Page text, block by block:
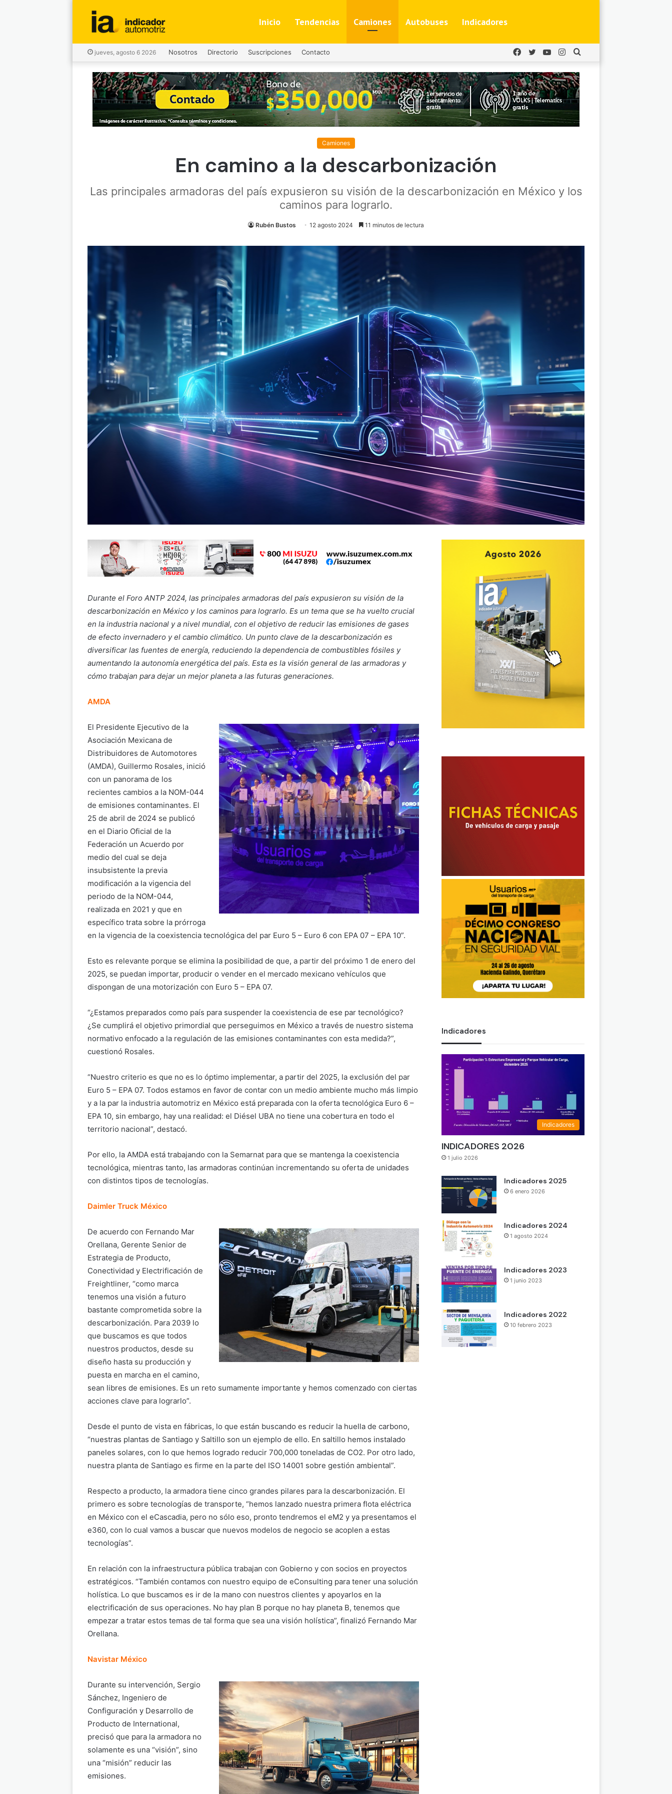
Inicio Tendencias Camiones Autobuses Indicadores
jueves, agosto 6 2026 Nosotros Directorio Suscripciones Contacto
Buscar
Instagram
YouTube
Twitter
Facebook
Camiones
En camino a la descarbonización
Las principales armadoras del país expusieron su visión de la descarbonización en México y los
caminos para lograrlo.
Rubén Bustos 12 agosto 2024 11 minutos de lectura
Durante el Foro ANTP 2024, las principales armadoras del país expusieron su visión de la
descarbonización en México y los caminos para lograrlo. Es un tema que se ha vuelto crucial
en la industria nacional y a nivel mundial, con el objetivo de reducir las emisiones de gases
de efecto invernadero y el cambio climático. Un punto clave de la descarbonización es
diversificar las fuentes de energía, reduciendo la dependencia de combustibles fósiles y
aumentando la autonomía energética del país. Esta es la visión general de las armadoras y
cómo trabajan para dejar un mejor planeta a las futuras generaciones.
AMDA
El Presidente Ejecutivo de la
Asociación Mexicana de
Distribuidores de Automotores
(AMDA), Guillermo Rosales, inició
con un panorama de los
recientes cambios a la NOM-044
de emisiones contaminantes. El
25 de abril de 2024 se publicó
en el Diario Oficial de la
Federación un Acuerdo por
medio del cual se deja
insubsistente la previa
modificación a la vigencia del
periodo de la NOM-044,
realizada en 2021 y que en
específico trata sobre la prórroga
en la vigencia de la coexistencia tecnológica del par Euro 5 – Euro 6 con EPA 07 – EPA 10”.
Esto es relevante porque se elimina la posibilidad de que, a partir del próximo 1 de enero del
2025, se puedan importar, producir o vender en el mercado mexicano vehículos que
dispongan de una motorización con Euro 5 – EPA 07.
“¿Estamos preparados como país para suspender la coexistencia de ese par tecnológico?
¿Se cumplirá el objetivo primordial que perseguimos en México a través de nuestro sistema
normativo enfocado a la regulación de las emisiones contaminantes con esta medida?”,
cuestionó Rosales.
“Nuestro criterio es que no es lo óptimo implementar, a partir del 2025, la exclusión del par
Euro 5 – EPA 07. Todos estamos en favor de contar con un medio ambiente mucho más limpio
y a la par la industria automotriz en México está preparada con la oferta tecnológica Euro 6 –
EPA 10, sin embargo, hay una realidad: el Diésel UBA no tiene una cobertura en todo el
territorio nacional”, destacó.
Por ello, la AMDA está trabajando con la Semarnat para que se mantenga la coexistencia
tecnológica, mientras tanto, las armadoras continúan incrementando su oferta de unidades
con distintos tipos de tecnologías.
Daimler Truck México
De acuerdo con Fernando Mar
Orellana, Gerente Senior de
Estrategia de Producto,
Conectividad y Electrificación de
Freightliner, “como marca
tenemos una visión a futuro
bastante comprometida sobre la
descarbonización. Para 2039 lo
que buscamos es que todos
nuestros productos, desde su
diseño hasta su producción y
puesta en marcha en el camino,
sean libres de emisiones. Es un reto sumamente importante y hemos comenzado con ciertas
acciones clave para lograrlo”.
Desde el punto de vista en fábricas, lo que están buscando es reducir la huella de carbono,
“nuestras plantas de Santiago y Saltillo son un ejemplo de ello. En saltillo hemos instalado
paneles solares, con lo que hemos logrado reducir 700,000 toneladas de CO2. Por otro lado,
nuestra planta de Santiago es firme en la parte del ISO 14001 sobre gestión ambiental”.
Respecto a producto, la armadora tiene cinco grandes pilares para la descarbonización. El
primero es sobre tecnologías de transporte, “hemos lanzado nuestra primera flota eléctrica
en México con el eCascadia, pero no sólo eso, pronto tendremos el eM2 y ya presentamos el
e360, con lo cual vamos a buscar que nuevos modelos de negocio se acoplen a estas
tecnologías”.
En relación con la infraestructura pública trabajan con Gobierno y con socios en proyectos
estratégicos. “También contamos con nuestro equipo de eConsulting para tener una solución
holística. Lo que buscamos es ir de la mano con nuestros clientes y apoyarlos en la
electrificación de sus operaciones. No hay plan B porque no hay planeta B, tenemos que
empezar a tratar estos temas de tal forma que sea una visión holística”, finalizó Fernando Mar
Orellana.
Navistar México
Durante su intervención, Sergio
Sánchez, Ingeniero de
Configuración y Desarrollo de
Producto de International,
precisó que para la armadora no
solamente es una “visión”, sino
una “misión” reducir las
emisiones.
Indicadores
Indicadores
INDICADORES 2026
1 julio 2026
Indicadores 2025
6 enero 2026
Indicadores 2024
1 agosto 2024
Indicadores 2023
1 junio 2023
Indicadores 2022
10 febrero 2023